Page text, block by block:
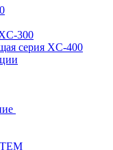
300
серия XC-400